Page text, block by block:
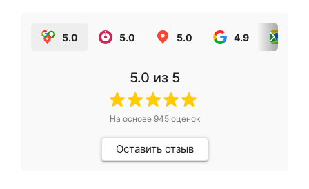
5.0 5.0 5.0 4.9
5.0 из 5
На основе 945оценок
Оставить отзыв